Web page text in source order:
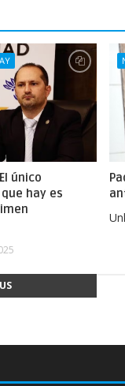
único
hay es